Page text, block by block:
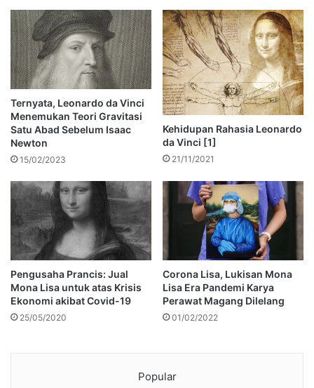
Ternyata, Leonardo da Vinci
Menemukan Teori Gravitasi
Satu Abad Sebelum Isaac
Newton
15/02/2023
Kehidupan Rahasia Leonardo
da Vinci [1]
21/11/2021
Pengusaha Prancis: Jual
Mona Lisa untuk atas Krisis
Ekonomi akibat Covid-19
25/05/2020
Corona Lisa, Lukisan Mona
Lisa Era Pandemi Karya
Perawat Magang Dilelang
01/02/2022
Popular